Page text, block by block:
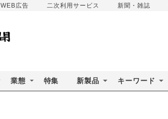
WEB広告 二次利用サービス 新聞・雑誌
業態 特集 新製品 キーワード